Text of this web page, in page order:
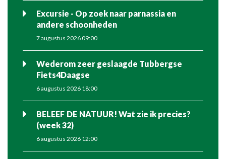
Excursie - Op zoek naar parnassia en
andere schoonheden
7 augustus 2026 09:00
Wederom zeer geslaagde Tubbergse
Fiets4Daagse
6 augustus 2026 18:00
BELEEF DE NATUUR! Wat zie ik precies?
(week 32)
6 augustus 2026 12:00